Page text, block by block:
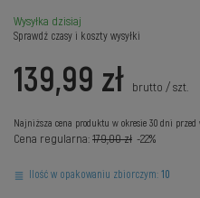
Wysyłka dzisiaj
Sprawdź czasy i koszty wysyłki
139,99 zł brutto /szt.
Najniższa cena produktu w okresie 30 dni
Cena regularna:179,00 zł -22%
Ilość w opakowaniu zbiorczym:10